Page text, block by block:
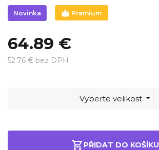
Novinka Premium
64.89 €
52.76 € bez DPH
Vyberte velikost
PŘIDAT DO KOŠÍKU